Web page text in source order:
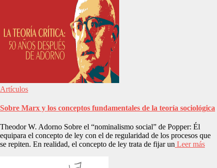
Artículos
Sobre Marx y los conceptos fundamentales de la teoría sociológica
Theodor W. Adorno Sobre el “nominalismo social” de Popper: Él
equipara el concepto de ley con el de regularidad de los procesos que
se repiten. En realidad, el concepto de ley trata de fijar un Leer más